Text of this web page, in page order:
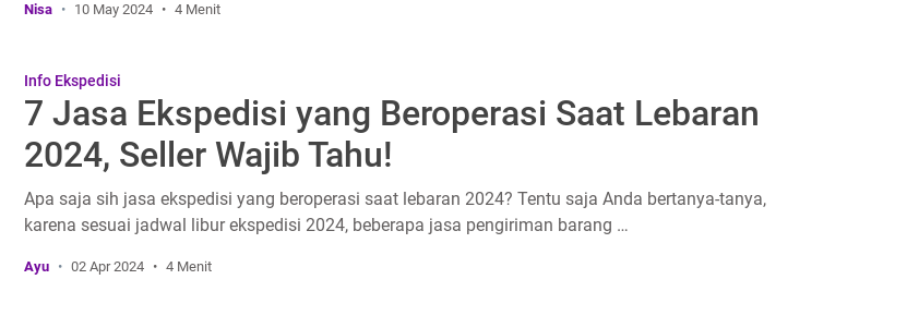
Nisa 10 May 2024 4 Menit
Info Ekspedisi
7 Jasa Ekspedisi yang Beroperasi Saat Lebaran
2024, Seller Wajib Tahu!
Apa saja sih jasa ekspedisi yang beroperasi saat lebaran 2024? Tentu saja Anda bertanya-tanya,
karena sesuai jadwal libur ekspedisi 2024, beberapa jasa pengiriman barang …
Ayu 02 Apr 2024 4 Menit